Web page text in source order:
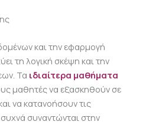
και την εφαρμογή
τη λογική σκέψη και την
Τα ιδιαίτερα μαθήματα
μαθητές να εξασκηθούν σε
να κατανοήσουν τις
συναντώνται στην